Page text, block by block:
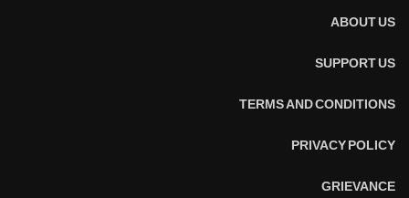
ABOUT US
SUPPORT US
TERMS AND CONDITIONS
PRIVACY POLICY
GRIEVANCE